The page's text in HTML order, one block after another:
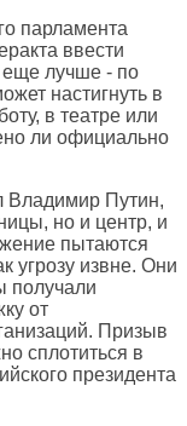
парламента
ввести
еще лучше - по
настигнуть в
в театре или
ли официально
Владимир Путин,
но и центр, и
пытаются
угрозу извне. Они
получали
от
Призыв
сплотиться в
президента